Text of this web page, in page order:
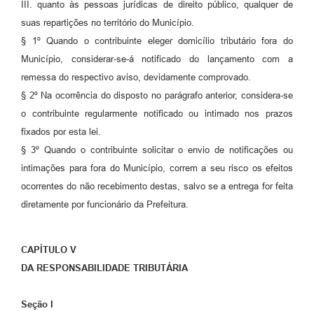
III. quanto às pessoas jurídicas de direito público, qualquer de
suas repartições no território do Município.
§ 1º Quando o contribuinte eleger domicílio tributário fora do
Município, considerar-se-á notificado do lançamento com a
remessa do respectivo aviso, devidamente comprovado.
§ 2º Na ocorrência do disposto no parágrafo anterior, considera-se
o contribuinte regularmente notificado ou intimado nos prazos
fixados por esta lei.
§ 3º Quando o contribuinte solicitar o envio de notificações ou
intimações para fora do Município, correm a seu risco os efeitos
ocorrentes do não recebimento destas, salvo se a entrega for feita
diretamente por funcionário da Prefeitura.
CAPÍTULO V
DA RESPONSABILIDADE TRIBUTÁRIA
Seção I